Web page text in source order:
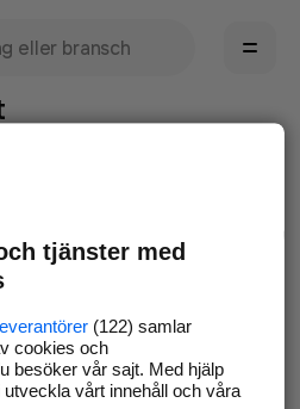
kan avhjälpa det.
och försök igen
tjänster med
(122) samlar
cookies och
besöker vår sajt. Med hjälp
vårt innehåll och våra